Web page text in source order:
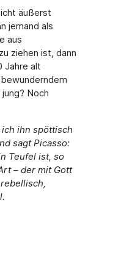
äußerst
jemand als
aus
ziehen ist, dann
Jahre alt
Noch
ihn spöttisch
sagt Picasso:
Teufel ist, so
– der mit Gott